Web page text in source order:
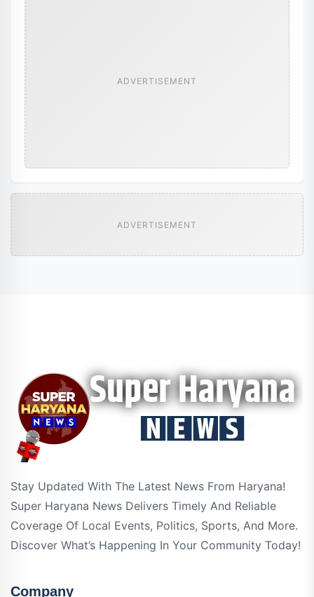
ADVERTISEMENT
ADVERTISEMENT
Stay Updated With The Latest News From Haryana!
Super Haryana News Delivers Timely And Reliable
Coverage Of Local Events, Politics, Sports, And More.
Discover What’s Happening In Your Community Today!
Company